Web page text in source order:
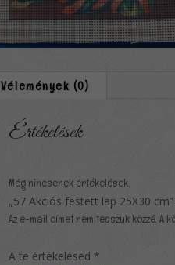
Vélemények (0)
Értékelések
Még nincsenek értékelések.
„57 Akciós festett lap 25X30
Az e-mail címet nem tesszük közzé.A
A te értékelésed *